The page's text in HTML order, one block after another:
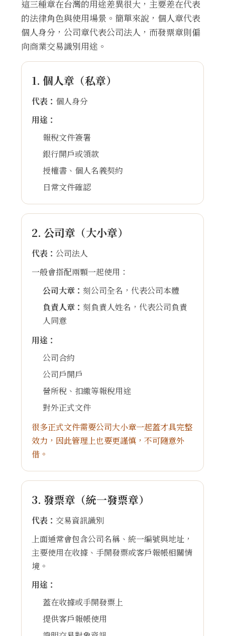
這三種章在台灣的用途差異很大，主要差在代表
的法律角色與使用場景。簡單來說，個人章代表
個人身分，公司章代表公司法人，而發票章則偏
向商業交易識別用途。
1. 個人章（私章）
代表： 個人身分
用途：
報稅文件簽署
銀行開戶或領款
授權書、個人名義契約
日常文件確認
2. 公司章（大小章）
代表：公司法人
一般會搭配兩顆一起使用：
公司大章：刻公司全名，代表公司本體
負責人章：刻負責人姓名，代表公司負責
人同意
用途：
公司合約
公司戶開戶
營所稅、扣繳等報稅用途
對外正式文件
很多正式文件需要公司大小章一起蓋才具完整
效力，因此管理上也要更謹慎，不可隨意外
借。
3. 發票章（統一發票章）
代表： 交易資訊識別
上面通常會包含公司名稱、統一編號與地址，
主要使用在收據、手開發票或客戶報帳相關情
境。
用途：
蓋在收據或手開發票上
提供客戶報帳使用